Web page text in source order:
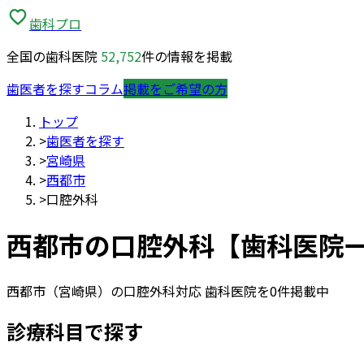
歯科プロ
全国の歯科医院 52,752件の情報を掲載
歯医者を探すコラム掲載をご希望の方
トップ
>歯医者を探す
>宮崎県
>西都市
>口腔外科
西都市の口腔外科 【歯科医院
西都市 （宮崎県）の口腔外科対応 歯科医院を0件掲載中
診療科目で探す